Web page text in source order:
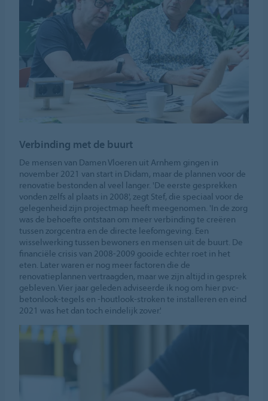
Verbinding met de buurt
De mensen van Damen Vloeren uit Arnhem gingen in
november 2021 van start in Didam, maar de plannen voor de
renovatie bestonden al veel langer. 'De eerste gesprekken
vonden zelfs al plaats in 2008', zegt Stef, die speciaal voor de
gelegenheid zijn projectmap heeft meegenomen. 'In de zorg
was de behoefte ontstaan om meer verbinding te creëren
tussen zorgcentra en de directe leefomgeving. Een
wisselwerking tussen bewoners en mensen uit de buurt. De
financiële crisis van 2008-2009 gooide echter roet in het
eten. Later waren er nog meer factoren die de
renovatieplannen vertraagden, maar we zijn altijd in gesprek
gebleven. Vier jaar geleden adviseerde ik nog om hier pvc-
betonlook-tegels en -houtlook-stroken te installeren en eind
2021 was het dan toch eindelijk zover.'